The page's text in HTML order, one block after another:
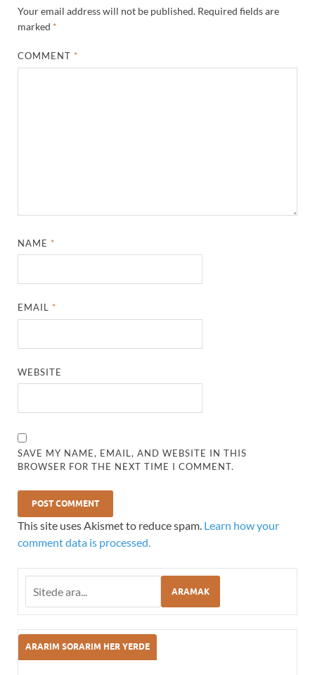
Your email address will not be published. Required fields are
marked *
COMMENT *
NAME *
EMAIL *
WEBSITE
SAVE MY NAME, EMAIL, AND WEBSITE IN THIS
BROWSER FOR THE NEXT TIME I COMMENT.
This site uses Akismet to reduce spam. Learn how your
comment data is processed.
ARAMAK
ARARIM SORARIM HER YERDE